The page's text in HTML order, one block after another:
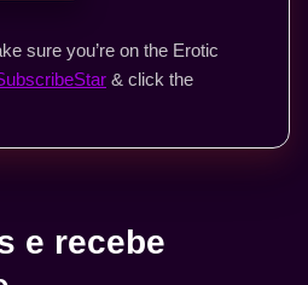
sure you’re on the Erotic
& click the
e recebe